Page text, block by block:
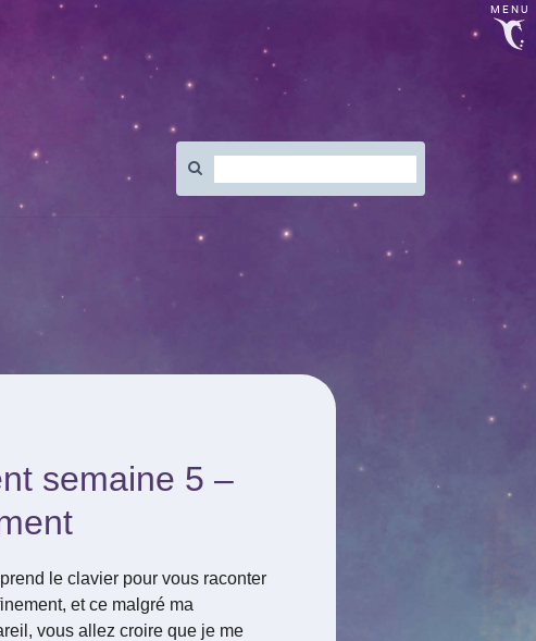
MENU
:
semaine 5 –
le clavier pour vous raconter
et ce malgré ma
vous allez croire que je me